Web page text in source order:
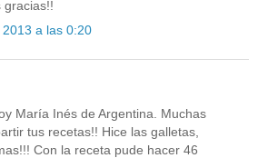
gracias!!
a las 0:20
María Inés de Argentina. Muchas
tus recetas!! Hice las galletas,
Con la receta pude hacer 46